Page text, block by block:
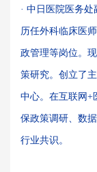
· 中日医院医务
历任外科临床医
政管理等岗位。
策研究。创立了
中心。在互联网+
保政策调研、数
行业共识。